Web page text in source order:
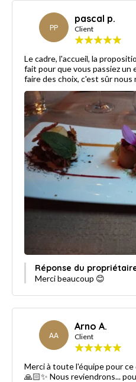
PP
pascal p.
Client
Le cadre, l'accueil, la
fait pour que vous passiez un
faire des choix, c'est sûr nous
Réponse du
Merci beaucoup 😊
AA
Arno A.
Client
Merci à toute l'équipe pour
🙏🏻✨️ Nous reviendrons...